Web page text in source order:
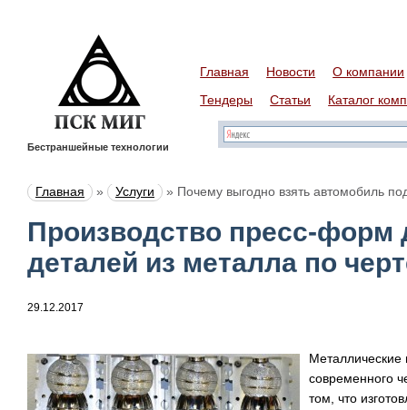
Бестраншейные технологии
Главная Новости
О компании
Тендеры
Статьи Каталог
Главная » Услуги » Почему выгодно взять автомобиль
Производство пресс-форм
деталей из металла по
29.12.2017
Металлические
современного
том, что